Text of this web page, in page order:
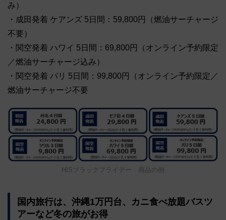
み）
・成田発着 ケアンズ 5日間：59,800円（燃油サーチャージ
不要）
・関空発着 ハワイ 5日間：69,800円（オンライン予約限定
／燃油サーチャージ込み）
・関空発着 パリ 5日間：99,800円（オンライン予約限定／
燃油サーチャージ不要
HISブラックフライデー 商品の例
国内旅行は、沖縄1万円台、カニ食べ放題バスツ
アーなど冬の旅がお得